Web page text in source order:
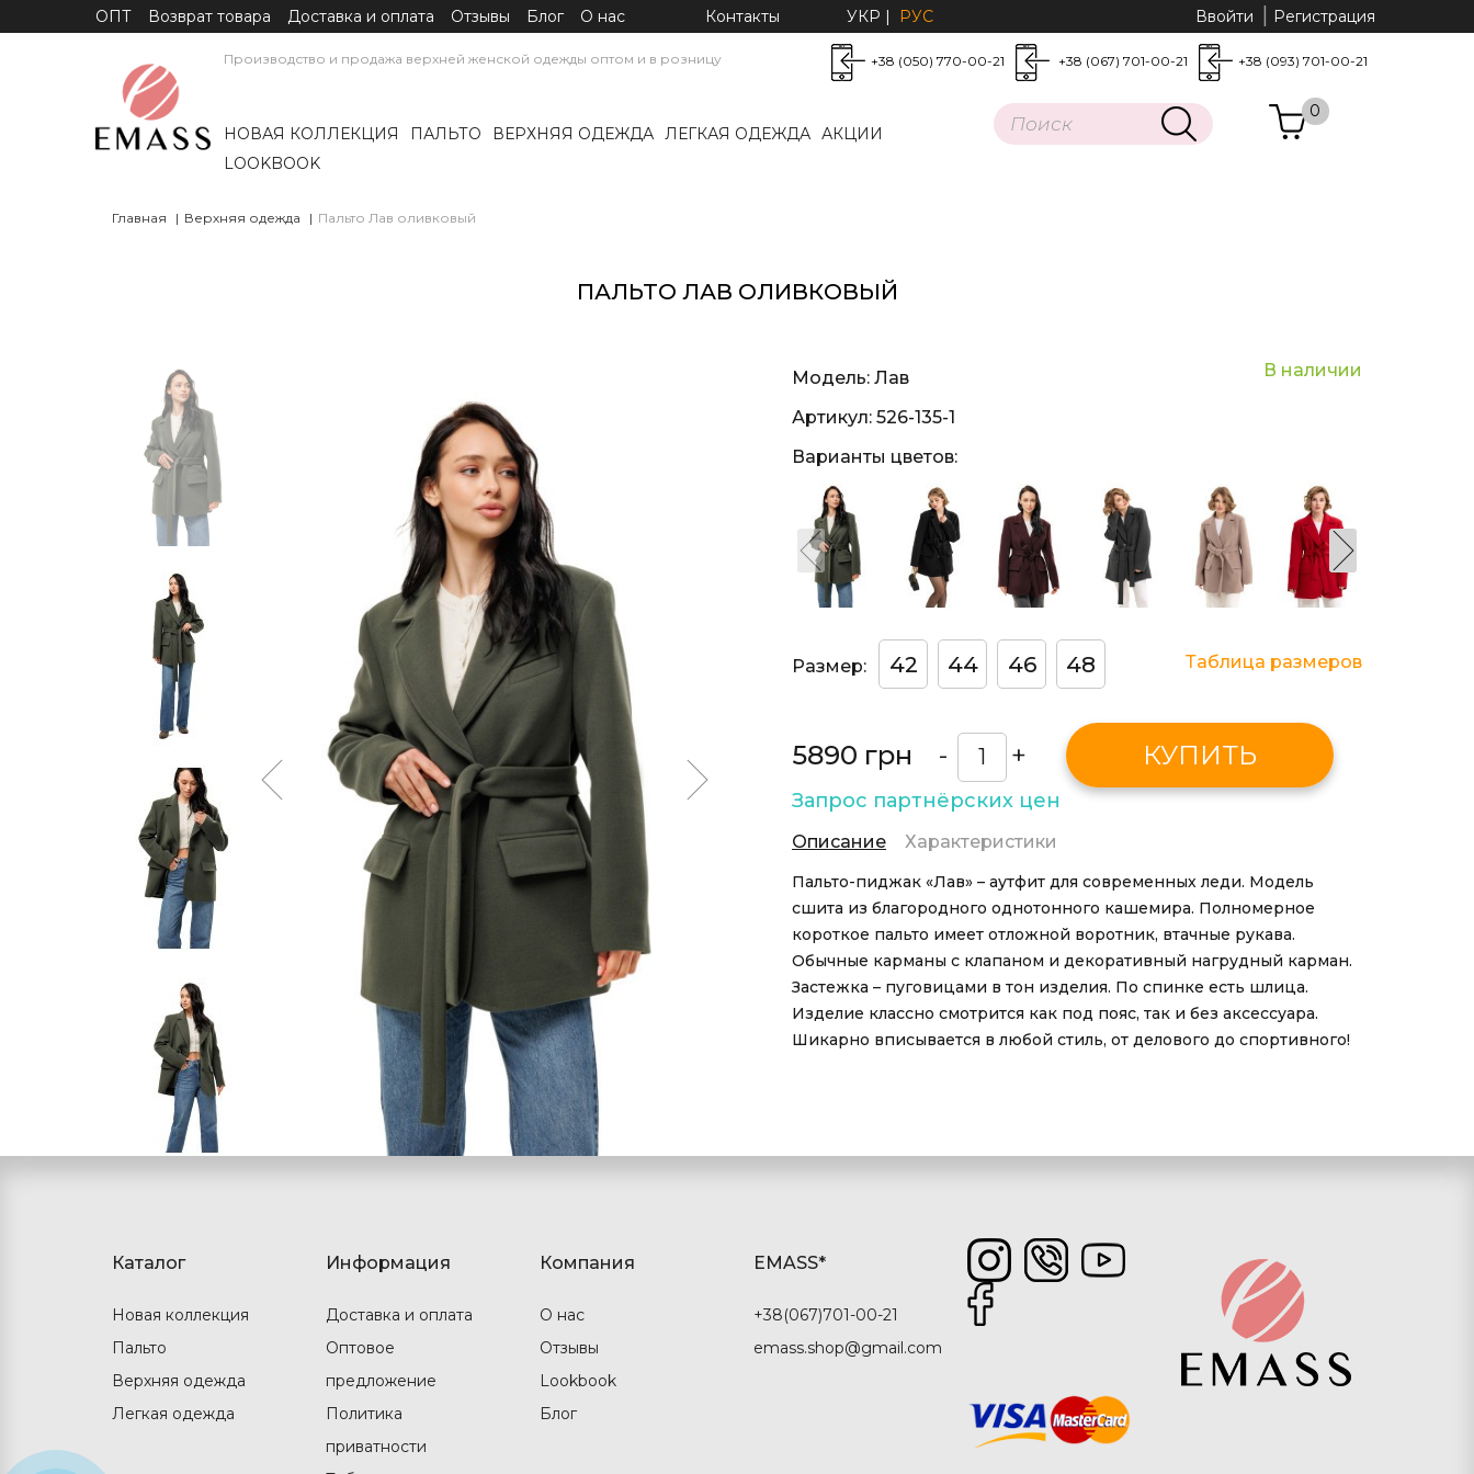
ОПТ Возврат товара Доставка и оплата Отзывы Блог О нас Контакты УКР | РУС Ввойти Регистрация
Производство и продажа верхней женской одежды оптом и в розницу +38 (050) 770-00-21 +38 (067) 701-00-21 +38 (093) 701-00-21
НОВАЯ КОЛЛЕКЦИЯ ПАЛЬТО ВЕРХНЯЯ ОДЕЖДА ЛЕГКАЯ ОДЕЖДА АКЦИИ
LOOKBOOK
0
Главная Верхняя одежда Пальто Лав оливковый
ПАЛЬТО ЛАВ ОЛИВКОВЫЙ
Модель: Лав В наличии
Артикул: 526-135-1
Варианты цветов:
Размер: 42 44 46 48 Таблица размеров
5890 грн - + КУПИТЬ
Запрос партнёрских цен
Описание Характеристики
Пальто-пиджак «Лав» – аутфит для современных леди. Модель
сшита из благородного однотонного кашемира. Полномерное
короткое пальто имеет отложной воротник, втачные рукава.
Обычные карманы с клапаном и декоративный нагрудный карман.
Застежка – пуговицами в тон изделия. По спинке есть шлица.
Изделие классно смотрится как под пояс, так и без аксессуара.
Шикарно вписывается в любой стиль, от делового до спортивного!
Каталог
Новая коллекция
Пальто
Верхняя одежда
Легкая одежда
Информация
Доставка и оплата
Оптовое
предложение
Политика
приватности
Компания
О нас
Отзывы
Lookbook
Блог
EMASS*
+38(067)701-00-21
emass.shop@gmail.com